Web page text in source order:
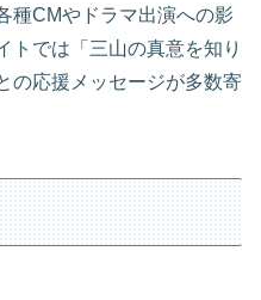
種CMやドラマ出演への影
トでは「三山の真意を知り
の応援メッセージが多数寄